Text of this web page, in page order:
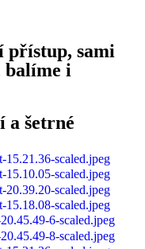
přístup, sami
balíme i
a šetrné